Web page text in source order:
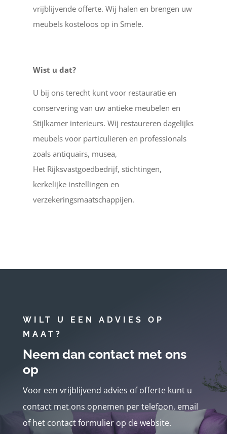
vrijblijvende offerte. Wij halen en brengen uw
meubels kosteloos op in Smele.
Wist u dat?
U bij ons terecht kunt voor restauratie en
conservering van uw antieke meubelen en
Stijlkamer interieurs. Wij restaureren dagelijks
meubels voor particulieren en professionals
zoals antiquairs, musea,
Het Rijksvastgoedbedrijf, stichtingen,
kerkelijke instellingen en
verzekeringsmaatschappijen.
WILT U EEN ADVIES OP
MAAT?
Neem dan contact met ons
op
Voor een vrijblijvend advies of offerte kunt u
contact met ons opnemen per telefoon, email
of het contact formulier op de website.